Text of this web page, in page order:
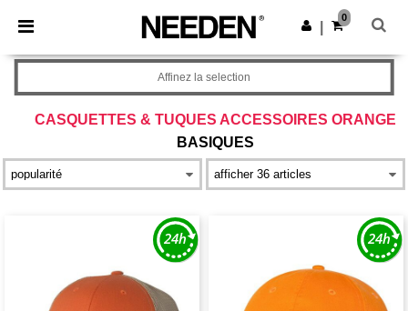
× Appli Needen
Meilleurs prix sur l’app !
Obtenir l'appli
0
CASQUETTES & TUQUES ACCESSOIRES ORANGE
BASIQUES
Affinez la selection